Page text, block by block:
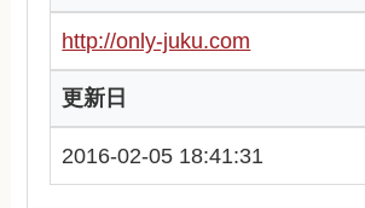
http://only-juku.com
更新日
2016-02-05 18:41:31